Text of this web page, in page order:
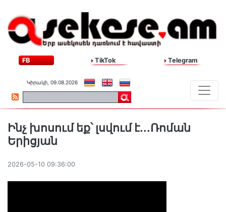
FB TikTok Telegram
Կիրակի, 09.08.2026
Ինչ խոսում եք՝ լսվում է․․․Ռոման
Երիցյան
2026-05-10 09:36:00